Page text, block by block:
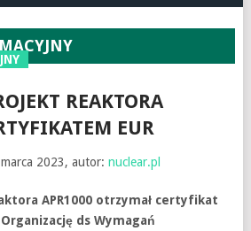
REAKTORA
EUR
2023, autor: nuclear.pl
APR1000 otrzymał certyfikat
ds Wymagań